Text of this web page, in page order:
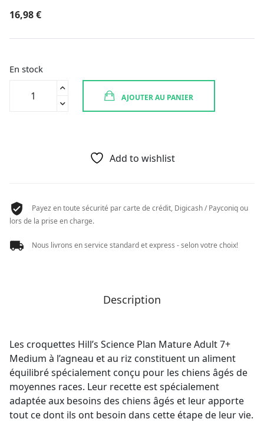
16,98€
En stock
KG
AGNEAU
AJOUTER AU PANIER
Add to wishlist
Payez en toute sécurité par carte de crédit, Digicash / Payconiq ou
lors de la prise en charge.
Nous livrons en service standard et express - selon votre choix!
Description
Les croquettes Hill’s Science Plan Mature Adult 7+
Medium à l’agneau et au riz constituent un aliment
équilibré spécialement conçu pour les chiens âgés de
moyennes races. Leur recette est spécialement
adaptée aux besoins des chiens âgés et leur apporte
tout ce dont ils ont besoin dans cette étape de leur vie.